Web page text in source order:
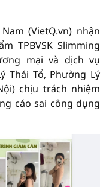
(VietQ.vn) nhận
TPBVSK Slimming
mại và dịch vụ
Thái Tổ, Phường Lý
chịu trách nhiệm
cáo sai công dụng